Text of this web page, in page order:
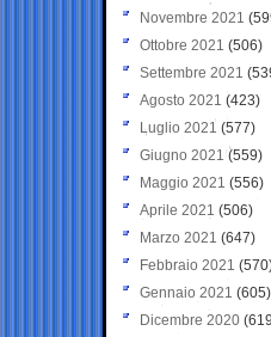
Novembre 2021
Ottobre 2021 (506)
Settembre 2021
Agosto 2021 (423)
Luglio 2021 (577)
Giugno 2021(559)
Maggio 2021 (556)
Aprile 2021 (506)
Marzo 2021 (647)
Febbraio 2021
Gennaio 2021 (605)
Dicembre 2020